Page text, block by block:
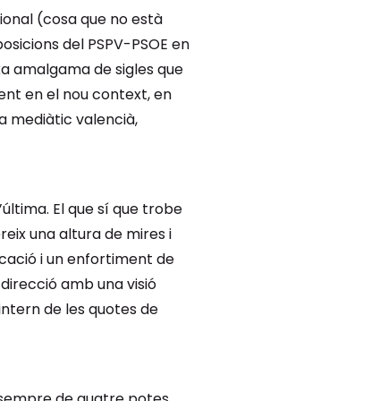
(cosa que no està
del PSPV-PSOE en
amalgama de sigles que
en el nou context, en
mediàtic valencià,
El que sí que trobe
una altura de mires i
i un enfortiment de
amb una visió
de les quotes de